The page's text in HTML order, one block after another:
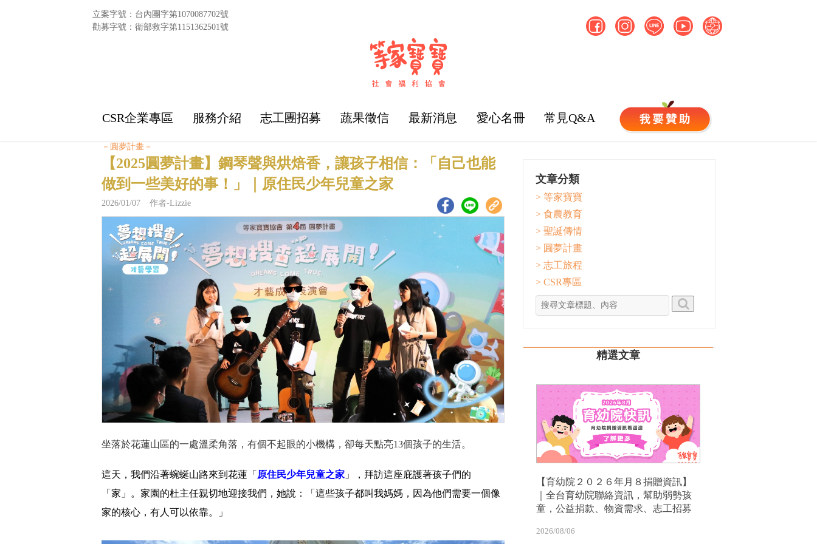
立案字號：台內團字第1070087702號
勸募字號：衛部救字第1151362501號
CSR企業專區 服務介紹 志工團招募 蔬果徵信 最新消息 愛心名冊 常見Q&A
－圓夢計畫－
【2025圓夢計畫】鋼琴聲與烘焙香，讓孩子相信：「自己也能
做到一些美好的事！」｜原住民少年兒童之家
2026/01/07 作者-Lizzie
坐落於花蓮山區的一處溫柔角落，有個不起眼的小機構，卻每天點亮13個孩子的生活。
這天，我們沿著蜿蜒山路來到花蓮「 原住民少年兒童之家 」，拜訪這座庇護著孩子們的
「家」。家園的杜主任親切地迎接我們，她說：「這些孩子都叫我媽媽，因為他們需要一個像
家的核心，有人可以依靠。」
文章分類
> 等家寶寶
> 食農教育
> 聖誕傳情
> 圓夢計畫
> 志工旅程
> CSR專區
精選文章
【育幼院２０２６年月８捐贈資訊】
｜全台育幼院聯絡資訊，幫助弱勢孩
童，公益捐款、物資需求、志工招募
2026/08/06